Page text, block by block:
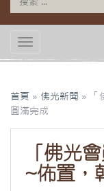
TOGGLE
首頁 » 佛光新聞 »
圓滿完成
「佛光
~佈置，